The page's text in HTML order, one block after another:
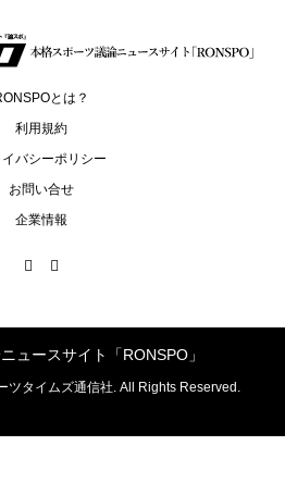
とは？
利用規約
イバシーポリシー
お問い合せ
企業情報
ュースサイト「RONSPO」
ツタイムズ通信社. All Rights Reserved.